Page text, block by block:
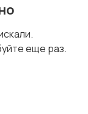
еще раз.